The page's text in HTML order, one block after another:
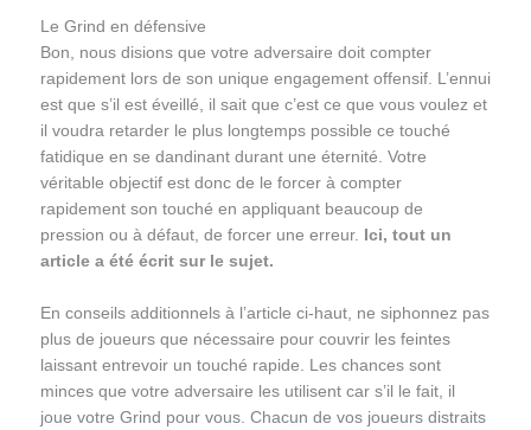
Le Grind en défensive
Bon, nous disions que votre adversaire doit compter
rapidement lors de son unique engagement offensif. L’ennui
est que s’il est éveillé, il sait que c’est ce que vous voulez et
il voudra retarder le plus longtemps possible ce touché
fatidique en se dandinant durant une éternité. Votre
véritable objectif est donc de le forcer à compter
rapidement son touché en appliquant beaucoup de
pression ou à défaut, de forcer une erreur. Ici, tout un
article a été écrit sur le sujet.
En conseils additionnels à l’article ci-haut, ne siphonnez pas
plus de joueurs que nécessaire pour couvrir les feintes
laissant entrevoir un touché rapide. Les chances sont
minces que votre adversaire les utilisent car s’il le fait, il
joue votre Grind pour vous. Chacun de vos joueurs distraits